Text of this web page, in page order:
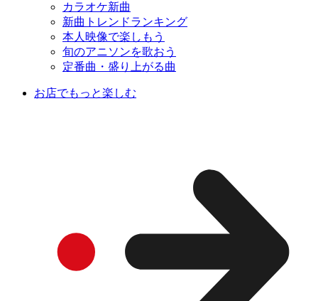
カラオケ新曲
新曲トレンドランキング
本人映像で楽しもう
旬のアニソンを歌おう
定番曲・盛り上がる曲
お店でもっと楽しむ